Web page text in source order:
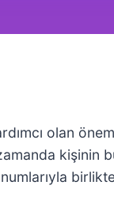
olan
kişinin